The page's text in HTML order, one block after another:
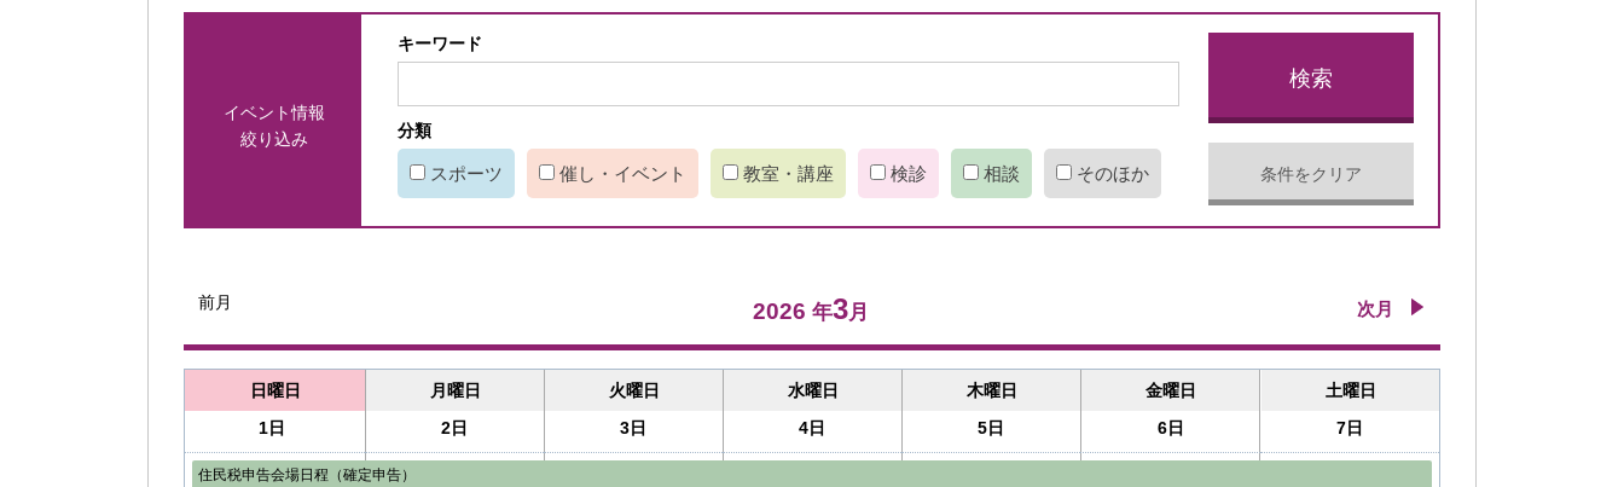
イベント情報
絞り込み
キーワード
分類
スポーツ 催し・イベント 教室・講座 検診 相談 そのほか 条件をクリア
前月 2026 年3月 次月
日曜日 月曜日 火曜日 水曜日 木曜日 金曜日
土曜日
1日
2日 3日 4日 5日 6日 7日
住民税申告会場日程（確定申告）